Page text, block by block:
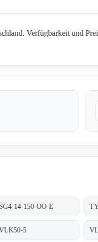
Verfügbarkeit und
SG4-14-150-OO-E
5